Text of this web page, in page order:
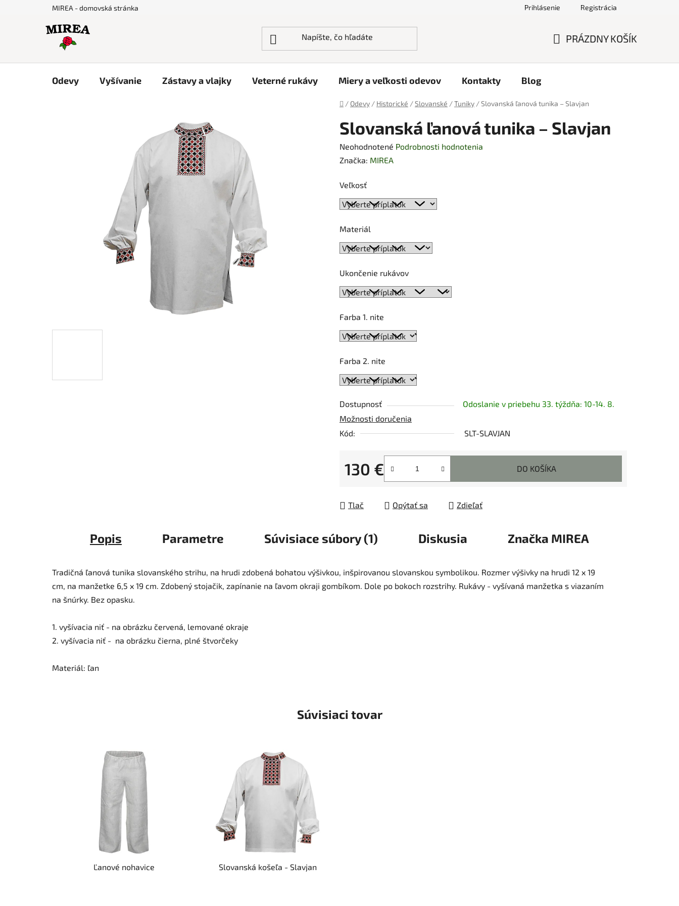
MIREA - domovská stránka Prihlásenie Registrácia
PRÁZDNY KOŠÍK
Odevy Vyšívanie Zástavy a vlajky Veterné rukávy Miery a veľkosti odevov Kontakty Blog
Domov
/ Odevy / Historické /Slovanské /Tuniky /Slovanská ľanová tunika – Slavjan
Slovanská ľanová tunika – Slavjan
Priemerné
hodnotenie
je
0,0
5
hviezdičiek.
Neohodnotené Podrobnosti hodnotenia
Značka: MIREA
Veľkosť
Materiál
Ukončenie rukávov
Farba 1. nite
Farba 2. nite
Dostupnosť
Odoslanie v priebehu 33. týždňa: 10-14. 8.
Možnosti doručenia
Kód:
SLT-SLAVJAN
130 €
Jednotková cena:
DO KOŠÍKA
Tlač Opýtať sa Zdieľať
Popis Parametre Súvisiace súbory (1) Diskusia Značka MIREA
Tradičná ľanová tunika slovanského strihu, na hrudi zdobená bohatou výšivkou, inšpirovanou slovanskou symbolikou. Rozmer výšivky na hrudi 12 x 19
cm, na manžetke 6,5 x 19 cm. Zdobený stojačik, zapínanie na ľavom okraji gombíkom. Dole po bokoch rozstrihy. Rukávy - vyšívaná manžetka s viazaním
na šnúrky. Bez opasku.
1. vyšívacia niť - na obrázku červená, lemované okraje
2. vyšívacia niť - na obrázku čierna, plné štvorčeky
Materiál: ľan
Súvisiaci tovar
Ľanové nohavice Slovanská košeľa - Slavjan